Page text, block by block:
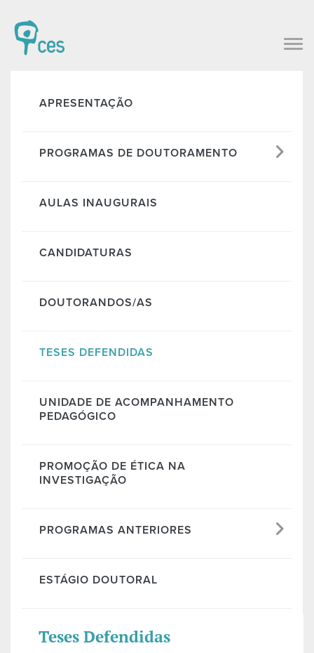
APRESENTAÇÃO
PROGRAMAS DE DOUTORAMENTO
AULAS INAUGURAIS
CANDIDATURAS
DOUTORANDOS/AS
TESES DEFENDIDAS
UNIDADE DE ACOMPANHAMENTO
PEDAGÓGICO
PROMOÇÃO DE ÉTICA NA
INVESTIGAÇÃO
PROGRAMAS ANTERIORES
ESTÁGIO DOUTORAL
Teses Defendidas